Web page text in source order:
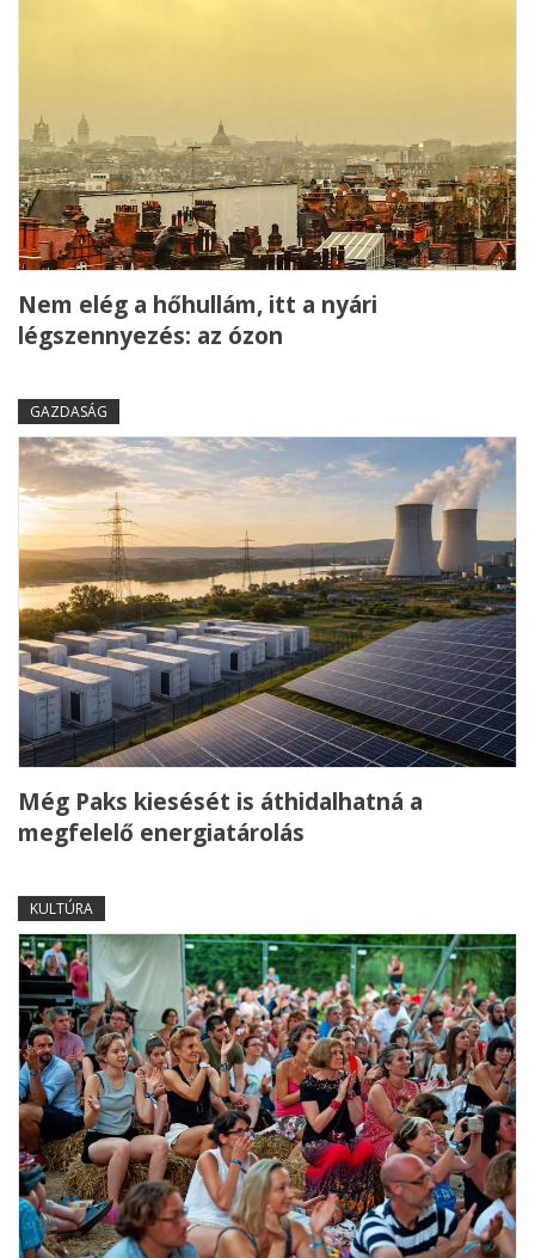
Nem elég a hőhullám, itt a nyári
légszennyezés: az ózon
GAZDASÁG
Még Paks kiesését is áthidalhatná a
megfelelő energiatárolás
KULTÚRA